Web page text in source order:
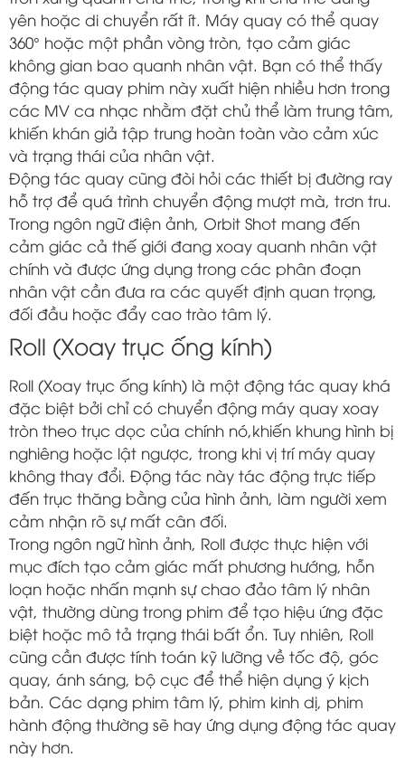
yên hoặc di chuyển rất ít. Máy quay có thể quay
360° hoặc một phần vòng tròn, tạo cảm giác
không gian bao quanh nhân vật. Bạn có thể thấy
động tác quay phim này xuất hiện nhiều hơn trong
các MV ca nhạc nhằm đặt chủ thể làm trung tâm,
khiến khán giả tập trung hoàn toàn vào cảm xúc
và trạng thái của nhân vật.
Động tác quay cũng đòi hỏi các thiết bị đường ray
hỗ trợ để quá trình chuyển động mượt mà, trơn tru.
Trong ngôn ngữ điện ảnh, Orbit Shot mang đến
cảm giác cả thế giới đang xoay quanh nhân vật
chính và được ứng dụng trong các phân đoạn
nhân vật cần đưa ra các quyết định quan trọng,
đối đầu hoặc đẩy cao trào tâm lý.
Roll (Xoay trục ống kính)
Roll (Xoay trục ống kính) là một động tác quay khá
đặc biệt bởi chỉ có chuyển động máy quay xoay
tròn theo trục dọc của chính nó,khiến khung hình bị
nghiêng hoặc lật ngược, trong khi vị trí máy quay
không thay đổi. Động tác này tác động trực tiếp
đến trục thăng bằng của hình ảnh, làm người xem
cảm nhận rõ sự mất cân đối.
Trong ngôn ngữ hình ảnh, Roll được thực hiện với
mục đích tạo cảm giác mất phương hướng, hỗn
loạn hoặc nhấn mạnh sự chao đảo tâm lý nhân
vật, thường dùng trong phim để tạo hiệu ứng đặc
biệt hoặc mô tả trạng thái bất ổn. Tuy nhiên, Roll
cũng cần được tính toán kỹ lưỡng về tốc độ, góc
quay, ánh sáng, bộ cục để thể hiện dụng ý kịch
bản. Các dạng phim tâm lý, phim kinh dị, phim
hành động thường sẽ hay ứng dụng động tác quay
này hơn.